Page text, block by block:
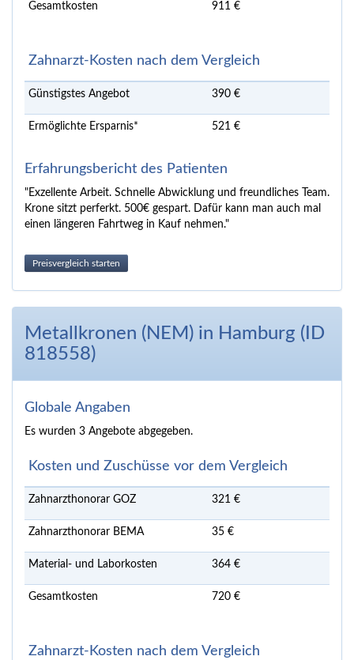
Gesamtkosten 911 €
Zahnarzt-Kosten nach dem Vergleich
Günstigstes Angebot 390 €
Ermöglichte Ersparnis* 521 €
Erfahrungsbericht des Patienten
"Exzellente Arbeit. Schnelle Abwicklung und freundliches Team.
Krone sitzt perferkt. 500€ gespart. Dafür kann man auch mal
einen längeren Fahrtweg in Kauf nehmen."
Preisvergleich starten
Metallkronen (NEM) in Hamburg (ID
818558)
Globale Angaben
Es wurden 3 Angebote abgegeben.
Kosten und Zuschüsse vor dem Vergleich
Zahnarzthonorar GOZ 321 €
Zahnarzthonorar BEMA 35 €
Material- und Laborkosten 364 €
Gesamtkosten 720 €
Zahnarzt-Kosten nach dem Vergleich